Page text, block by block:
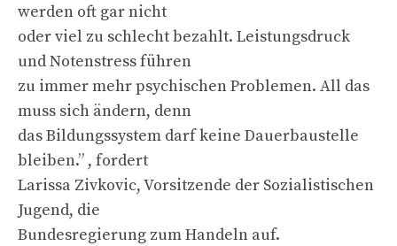
werden oft gar nicht
oder viel zu schlecht bezahlt. Leistungsdruck
und Notenstress führen
zu immer mehr psychischen Problemen. All das
muss sich ändern, denn
das Bildungssystem darf keine Dauerbaustelle
bleiben.” , fordert
Larissa Zivkovic, Vorsitzende der Sozialistischen
Jugend, die
Bundesregierung zum Handeln auf.